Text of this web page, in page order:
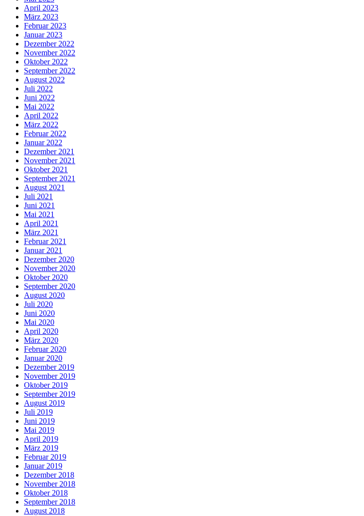
April 2023
März 2023
Februar 2023
Januar 2023
Dezember 2022
November 2022
Oktober 2022
September 2022
August 2022
Juli 2022
Juni 2022
Mai 2022
April 2022
März 2022
Februar 2022
Januar 2022
Dezember 2021
November 2021
Oktober 2021
September 2021
August 2021
Juli 2021
Juni 2021
Mai 2021
April 2021
März 2021
Februar 2021
Januar 2021
Dezember 2020
November 2020
Oktober 2020
September 2020
August 2020
Juli 2020
Juni 2020
Mai 2020
April 2020
März 2020
Februar 2020
Januar 2020
Dezember 2019
November 2019
Oktober 2019
September 2019
August 2019
Juli 2019
Juni 2019
Mai 2019
April 2019
März 2019
Februar 2019
Januar 2019
Dezember 2018
November 2018
Oktober 2018
September 2018
August 2018